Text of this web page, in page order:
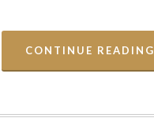
CONTINUE READING